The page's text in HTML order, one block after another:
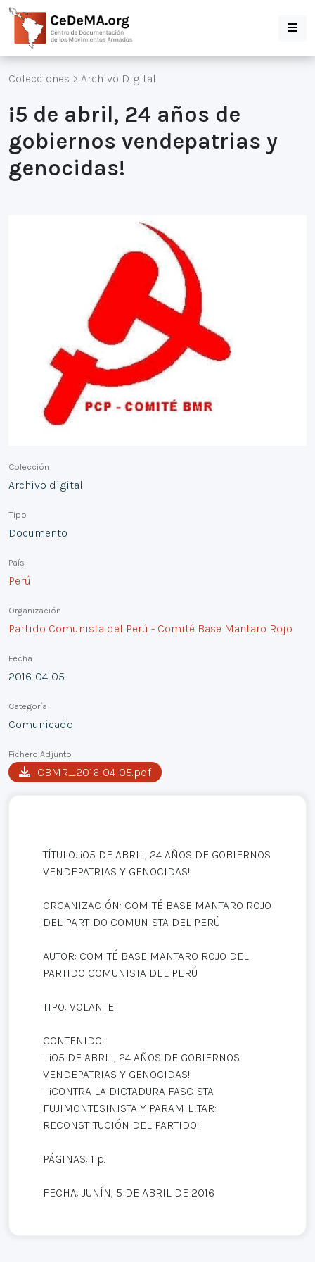
Colecciones > Archivo Digital
¡5 de abril, 24 años de
gobiernos vendepatrias y
genocidas!
Colección
Archivo digital
Tipo
Documento
País
Perú
Organización
Partido Comunista del Perú - Comité Base Mantaro Rojo
Fecha
2016-04-05
Categoría
Comunicado
Fichero Adjunto
CBMR_2016-04-05.pdf
TÍTULO: ¡05 DE ABRIL, 24 AÑOS DE GOBIERNOS
VENDEPATRIAS Y GENOCIDAS!
ORGANIZACIÓN: COMITÉ BASE MANTARO ROJO
DEL PARTIDO COMUNISTA DEL PERÚ
AUTOR: COMITÉ BASE MANTARO ROJO DEL
PARTIDO COMUNISTA DEL PERÚ
TIPO: VOLANTE
CONTENIDO:
- ¡05 DE ABRIL, 24 AÑOS DE GOBIERNOS
VENDEPATRIAS Y GENOCIDAS!
- ¡CONTRA LA DICTADURA FASCISTA
FUJIMONTESINISTA Y PARAMILITAR:
RECONSTITUCIÓN DEL PARTIDO!
PÁGINAS: 1 p.
FECHA: JUNÍN, 5 DE ABRIL DE 2016